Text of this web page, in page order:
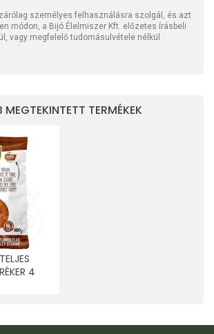
személyes felhasználásra szolgál, és azt
módon, a Bijó Élelmiszer Kft. előzetes írásbeli
vagy megfelelő tudomásulvétele nélkül
MEGTEKINTETT TERMÉKEK
4